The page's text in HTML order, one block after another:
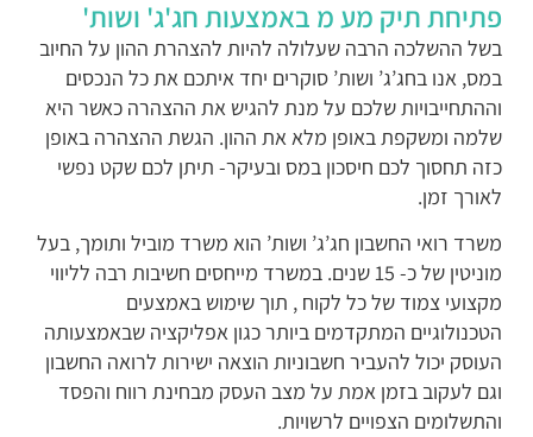
תיק מע מ באמצעות חג'ג' ושות'
ההשלכה הרבה שעלולה להיות להצהרת ההון על החיוב
אנו בחג’ג’ ושות’ סוקרים יחד איתכם את כל הנכסים
שלכם על מנת להגיש את ההצהרה כאשר היא
ומשקפת באופן מלא את ההון. הגשת ההצהרה באופן
תחסוך לכם חיסכון במס ובעיקר- תיתן לכם שקט נפשי
זמן.
רואי החשבון חג’ג’ושות’ הוא משרד מוביל ותומך, בעל
מוניטין של כ- 15 שנים. במשרד מייחסים חשיבות רבה לליווי
צמוד של כל לקוח , תוך שימוש באמצעים
המתקדמים ביותר כגון אפליקציה שבאמצעותה
יכול להעביר חשבוניות הוצאה ישירות לרואה החשבון
לעקוב בזמן אמת על מצב העסק מבחינת רווח והפסד
הצפויים לרשויות.